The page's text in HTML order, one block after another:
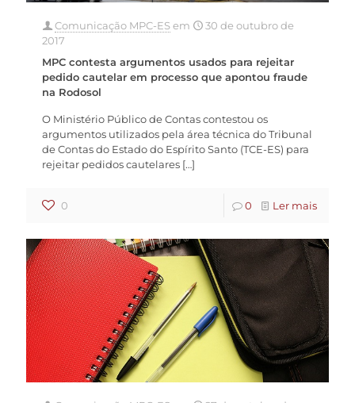
Comunicação MPC-ESem
30 de outubro de
2017
MPC contesta argumentos usados para rejeitar
pedido cautelar em processo que apontou fraude
na Rodosol
O Ministério Público de Contas contestou os
argumentos utilizados pela área técnica do Tribunal
de Contas do Estado do Espírito Santo (TCE-ES) para
rejeitar pedidos cautelares […]
0 0 Ler mais